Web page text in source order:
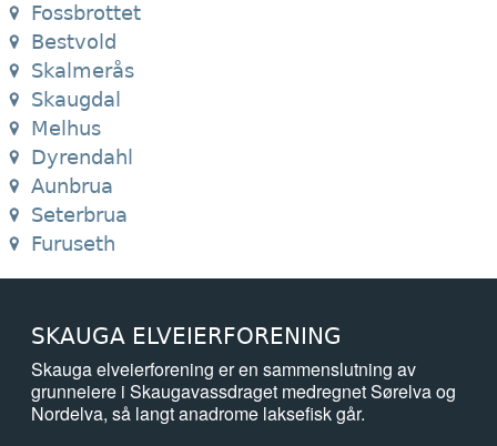
Fossbrottet
Bestvold
Skalmerås
Skaugdal
Melhus
Dyrendahl
Aunbrua
Seterbrua
Furuseth
SKAUGA ELVEIERFORENING
Skauga elveierforening er en sammenslutning av
grunneiere i Skaugavassdraget medregnet Sørelva og
Nordelva, så langt anadrome laksefisk går.